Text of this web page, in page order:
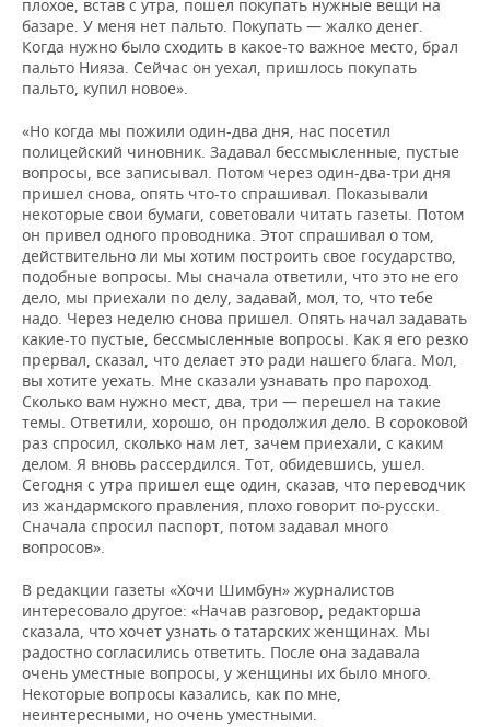
плохое, встав с утра, пошел покупать нужные вещи на
базаре. У меня нет пальто. Покупать — жалко денег.
Когда нужно было сходить в какое-то важное место, брал
пальто Нияза. Сейчас он уехал, пришлось покупать
пальто, купил новое».
«Но когда мы пожили один-два дня, нас посетил
полицейский чиновник. Задавал бессмысленные, пустые
вопросы, все записывал. Потом через один-два-три дня
пришел снова, опять что-то спрашивал. Показывали
некоторые свои бумаги, советовали читать газеты. Потом
он привел одного проводника. Этот спрашивал о том,
действительно ли мы хотим построить свое государство,
подобные вопросы. Мы сначала ответили, что это не его
дело, мы приехали по делу, задавай, мол, то, что тебе
надо. Через неделю снова пришел. Опять начал задавать
какие-то пустые, бессмысленные вопросы. Как я его резко
прервал, сказал, что делает это ради нашего блага. Мол,
вы хотите уехать. Мне сказали узнавать про пароход.
Сколько вам нужно мест, два, три — перешел на такие
темы. Ответили, хорошо, он продолжил дело. В сороковой
раз спросил, сколько нам лет, зачем приехали, с каким
делом. Я вновь рассердился. Тот, обидевшись, ушел.
Сегодня с утра пришел еще один, сказав, что переводчик
из жандармского правления, плохо говорит по-русски.
Сначала спросил паспорт, потом задавал много
вопросов».
В редакции газеты «Хочи Шимбун» журналистов
интересовало другое: «Начав разговор, редакторша
сказала, что хочет узнать о татарских женщинах. Мы
радостно согласились ответить. После она задавала
очень уместные вопросы, у женщины их было много.
Некоторые вопросы казались, как по мне,
неинтересными, но очень уместными.